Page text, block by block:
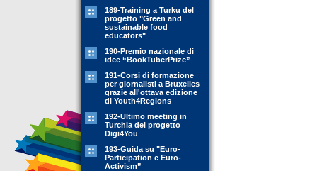
189-Training a Turku del
progetto "Green and
sustainable food
educators"
190-Premio nazionale di
idee “BookTuberPrize”
191-Corsi di formazione
per giornalisti a Bruxelles
grazie all'ottava edizione
di Youth4Regions
192-Ultimo meeting in
Turchia del progetto
Digi4You
193-Guida su "Euro-
Participation e Euro-
Activism”